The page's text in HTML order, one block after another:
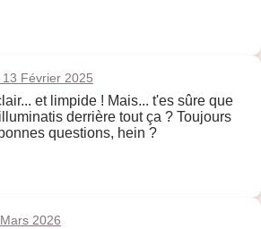
13 Février 2025
et limpide ! Mais... t'es sûre que
derrière tout ça ? Toujours
questions, hein ?
2026